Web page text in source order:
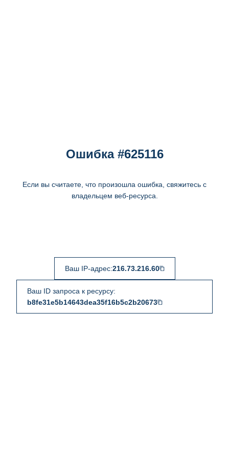
Ошибка #625116
Если вы считаете, что произошла ошибка, свяжитесь с
владельцем веб-ресурса.
Ваш IP-адрес:216.73.216.60
Ваш ID запроса к ресурсу:
b8fe31e5b14643dea35f16b5c2b20673